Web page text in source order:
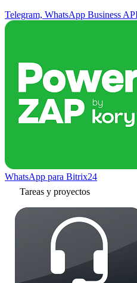
Telegram, WhatsApp Business
WhatsApp para Bitrix24
Tareas y proyectos